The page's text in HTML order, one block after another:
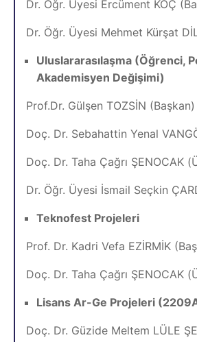
Dr. Öğr. Üyesi Ercüment KOÇ
Dr. Öğr. Üyesi Mehmet Kürşat
Uluslararasılaşma (Öğrenci,
Akademisyen Değişimi)
Prof.Dr. Gülşen TOZSİN (Başkan)
Doç. Dr. Sebahattin Yenal
Doç. Dr. Taha Çağrı ŞENOCAK
Dr. Öğr. Üyesi İsmail Seçkin
Teknofest Projeleri
Prof. Dr. Kadri Vefa EZİRMİK
Doç. Dr. Taha Çağrı ŞENOCAK
Lisans Ar-Ge Projeleri
Doç. Dr. Güzide Meltem LÜLE